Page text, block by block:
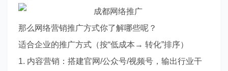
那么网络营销推广方式你了解哪些呢？
适合企业的推广方式（按“低成本→ 转化”排序）
1. 内容营销：搭建官网/公众号/视频号，输出行业干